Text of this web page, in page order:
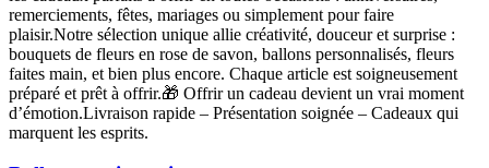
remerciements, fêtes, mariages ou simplement pour faire
plaisir.Notre sélection unique allie créativité, douceur et surprise :
bouquets de fleurs en rose de savon, ballons personnalisés, fleurs
faites main, et bien plus encore. Chaque article est soigneusement
préparé et prêt à offrir.🎁 Offrir un cadeau devient un vrai moment
d’émotion.Livraison rapide – Présentation soignée – Cadeaux qui
marquent les esprits.